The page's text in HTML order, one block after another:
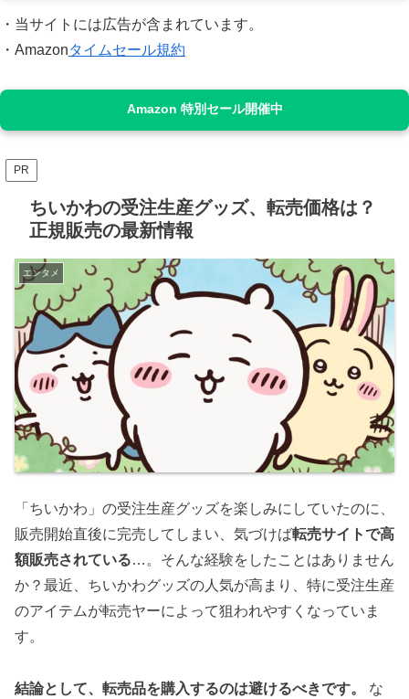
・当サイトには広告が含まれています。
・Amazonタイムセール規約
Amazon 特別セール開催中
PR
ちいかわの受注生産グッズ、転売価格は？
正規販売の最新情報
エンタメ
「ちいかわ」の受注生産グッズを楽しみにしていたのに、
販売開始直後に完売してしまい、気づけば転売サイトで高
額販売されている…。そんな経験をしたことはありません
か？最近、ちいかわグッズの人気が高まり、特に受注生産
のアイテムが転売ヤーによって狙われやすくなっていま
す。
結論として、転売品を購入するのは避けるべきです。
な